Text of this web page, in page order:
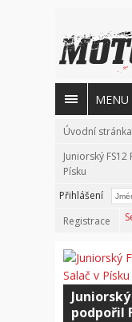
MENU
Úvodní stránka
Juniorský
Písku
Přihlášení
Registrace
podpořil